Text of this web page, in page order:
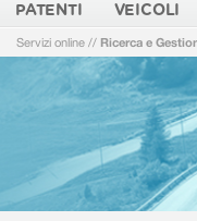
PATENTI VEICOLI
Servizi online // Ricerca e